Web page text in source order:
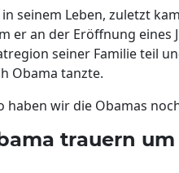
seinem Leben, zuletzt
er an der Eröffnung eines
seiner Familie teil
Obama tanzte.
haben wir die Obamas
trauern